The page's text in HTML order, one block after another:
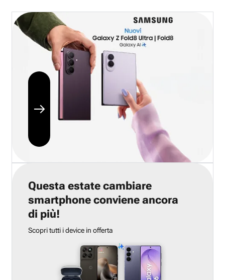
Questa estate cambiare
smartphone conviene ancora
di più!
Scopri tutti i device in offerta